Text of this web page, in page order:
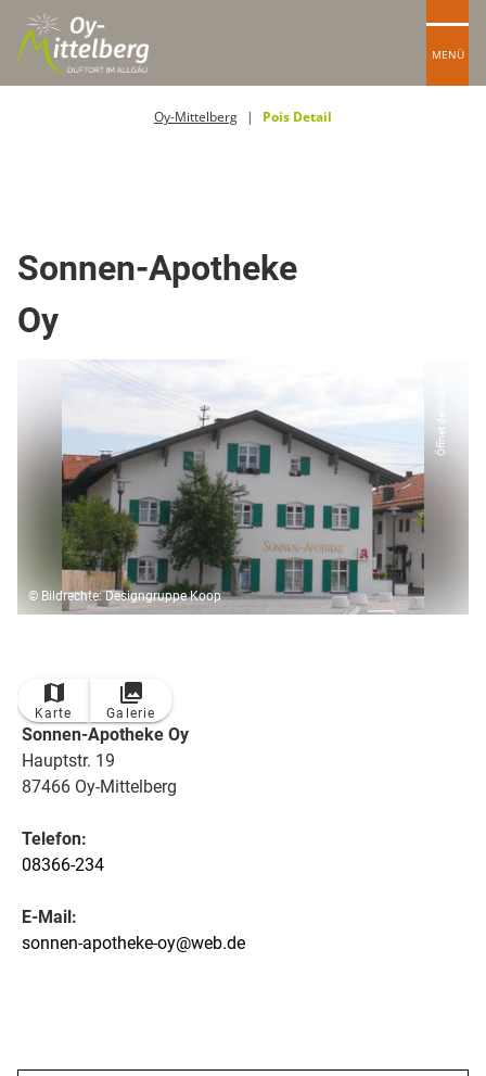
MENÜ
Oy-Mittelberg Pois Detail
Sonnen-Apotheke
Oy
© Bildrechte: Designgruppe Koop
Öffnet demnächst
Karte Galerie
Sonnen-Apotheke Oy
Hauptstr. 19
87466 Oy-Mittelberg
Telefon:
08366-234
E-Mail:
sonnen-apotheke-oy@web.de